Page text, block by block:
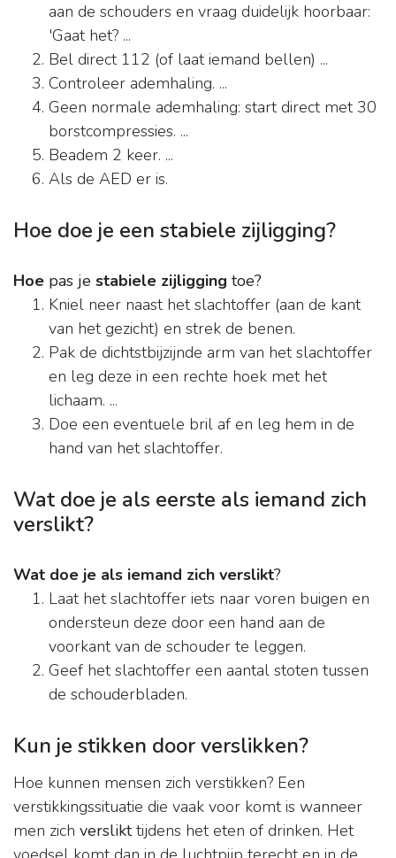
aan de schouders en vraag duidelijk hoorbaar:
'Gaat het? ...
Bel direct 112 (of laat iemand bellen) ...
Controleer ademhaling. ...
Geen normale ademhaling: start direct met 30
borstcompressies. ...
Beadem 2 keer. ...
Als de AED er is.
Hoe doe je een stabiele zijligging?
Hoe pas je stabiele zijligging toe?
Kniel neer naast het slachtoffer (aan de kant
van het gezicht) en strek de benen.
Pak de dichtstbijzijnde arm van het slachtoffer
en leg deze in een rechte hoek met het
lichaam. ...
Doe een eventuele bril af en leg hem in de
hand van het slachtoffer.
Wat doe je als eerste als iemand zich
verslikt?
Wat doe je als iemand zich verslikt?
Laat het slachtoffer iets naar voren buigen en
ondersteun deze door een hand aan de
voorkant van de schouder te leggen.
Geef het slachtoffer een aantal stoten tussen
de schouderbladen.
Kun je stikken door verslikken?
Hoe kunnen mensen zich verstikken? Een
verstikkingssituatie die vaak voor komt is wanneer
men zich verslikttijdens het eten of drinken. Het